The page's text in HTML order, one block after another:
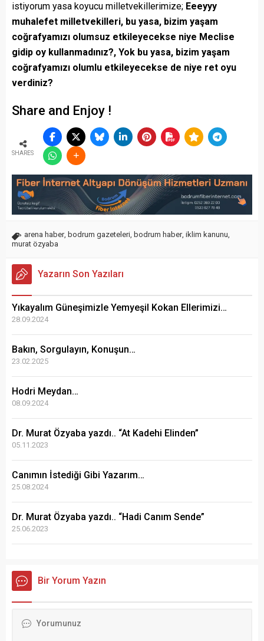
istiyorum yasa koyucu milletvekillerimize; Eeeyyy
muhalefet milletvekilleri, bu yasa, bizim yaşam
coğrafyamızı olumsuz etkileyecekse niye Meclise
gidip oy kullanmadınız?, Yok bu yasa, bizim yaşam
coğrafyamızı olumlu etkileyecekse de niye ret oyu
verdiniz?
Share and Enjoy !
SHARES
arena haber, bodrum gazeteleri, bodrum haber, iklim kanunu,
murat özyaba
Yazarın Son Yazıları
Yıkayalım Güneşimizle Yemyeşil Kokan Ellerimizi…
28.09.2024
Bakın, Sorgulayın, Konuşun…
23.02.2025
Hodri Meydan…
08.09.2024
Dr. Murat Özyaba yazdı.. “At Kadehi Elinden”
05.11.2023
Canımın İstediği Gibi Yazarım…
25.08.2024
Dr. Murat Özyaba yazdı.. “Hadi Canım Sende”
25.06.2023
Bir Yorum Yazın